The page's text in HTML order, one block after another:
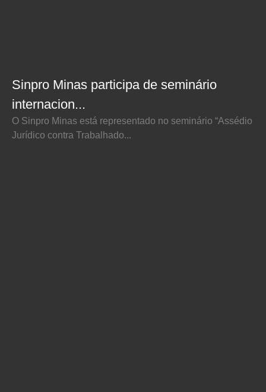
Sinpro Minas participa de seminário
internacion...
O Sinpro Minas está representado no seminário “Assédio
Jurídico contra Trabalhado...